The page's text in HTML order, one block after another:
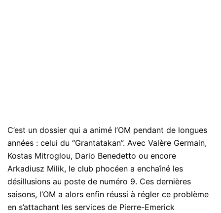
C’est un dossier qui a animé l’OM pendant de longues
années : celui du “Grantatakan”. Avec Valère Germain,
Kostas Mitroglou, Dario Benedetto ou encore
Arkadiusz Milik, le club phocéen a enchaîné les
désillusions au poste de numéro 9. Ces dernières
saisons, l’OM a alors enfin réussi à régler ce problème
en s’attachant les services de Pierre-Emerick